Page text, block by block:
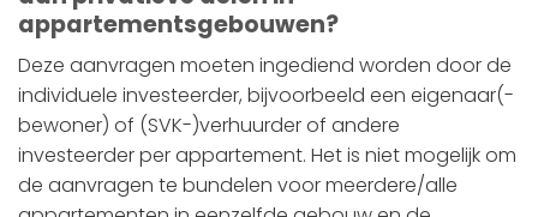
appartementsgebouwen?
Deze aanvragen moeten ingediend worden door de
individuele investeerder, bijvoorbeeld een eigenaar(-
bewoner) of (SVK-)verhuurder of andere
investeerder per appartement. Het is niet mogelijk om
de aanvragen te bundelen voor meerdere/alle